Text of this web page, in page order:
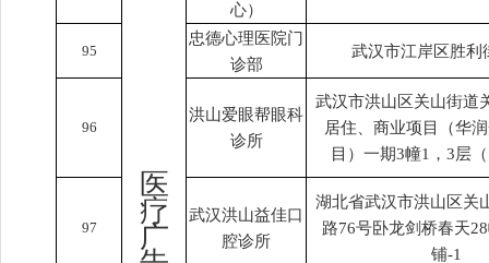
医
疗
广
心）
95
忠德心理医院门
诊部
武汉市江岸区胜利
96
洪山爱眼帮眼科
诊所
武汉市洪山区关山街道
居住、商业项目（华
目）一期3幢1，3层
97
武汉洪山益佳口
腔诊所
湖北省武汉市洪山区关
路76号卧龙剑桥春天
铺-1